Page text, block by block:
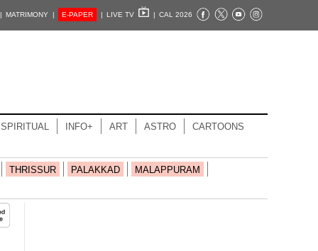
MATRIMONY | E-PAPER | LIVE TV | CAL 2026
SPIRITUAL INFO+ ART ASTRO CARTOONS
THRISSUR PALAKKAD MALAPPURAM